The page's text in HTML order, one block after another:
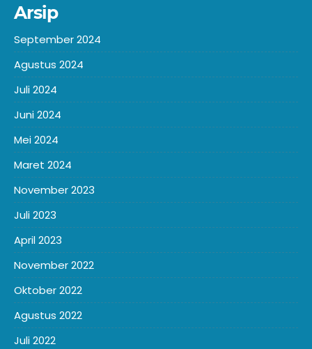
Arsip
September 2024
Agustus 2024
Juli 2024
Juni 2024
Mei 2024
Maret 2024
November 2023
Juli 2023
April 2023
November 2022
Oktober 2022
Agustus 2022
Juli 2022